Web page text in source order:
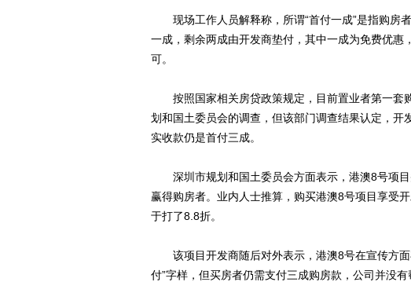
现场工作人员解释称，所谓“首付一成”是指购房
一成，剩余两成由开发商垫付，其中一成为免费优
可。
按照国家相关房贷政策规定，目前置业者第一套
划和国土委员会的调查，但该部门调查结果认定，
实收款仍是首付三成。
深圳市规划和国土委员会方面表示，港澳8号项目
赢得购房者。业内人士推算，购买港澳8号项目享受
于打了8.8折。
该项目开发商随后对外表示，港澳8号在宣传方面
付”字样，但买房者仍需支付三成购房款，公司并没